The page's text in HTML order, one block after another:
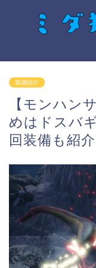
装備紹介
【モンハン
めはドスバ
回装備も紹